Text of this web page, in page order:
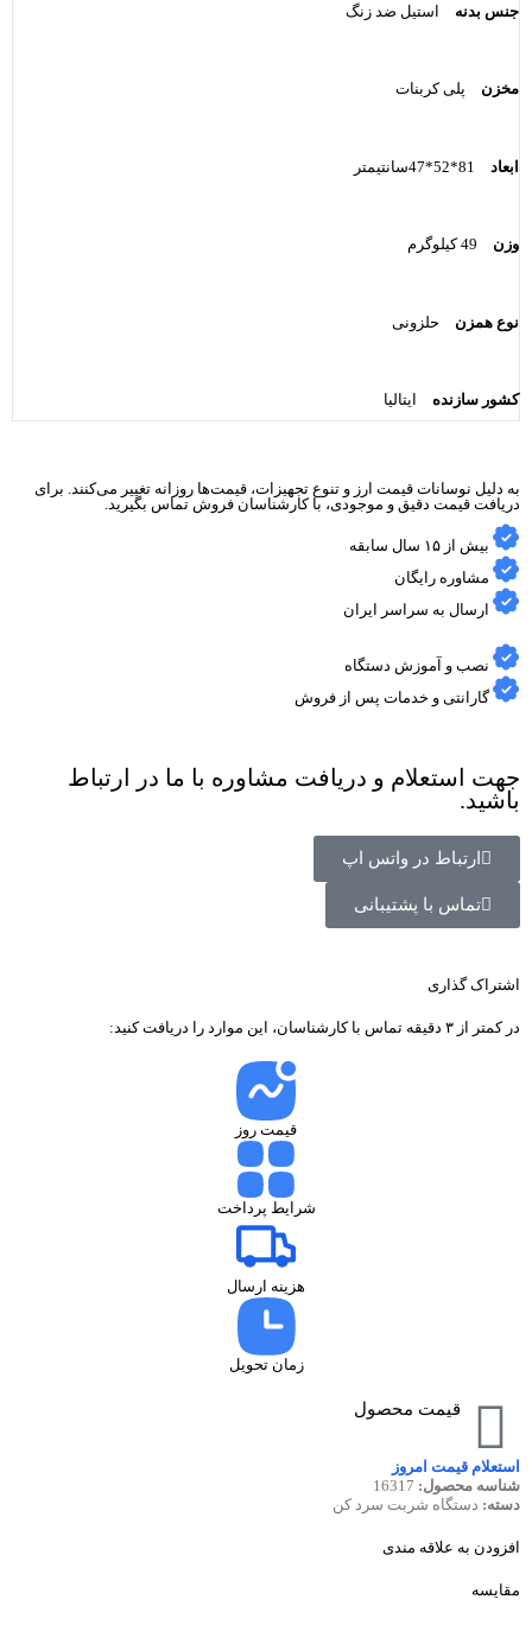
جنس بدنه استیل ضد زنگ
مخزن پلی کربنات
ابعاد 81*52*47سانتیمتر
وزن 49 کیلوگرم
نوع همزن حلزونی
کشور سازنده ایتالیا
به دلیل نوسانات قیمت ارز و تنوع تجهیزات، قیمت‌ها روزانه تغییر می‌کنند. برای
دریافت قیمت دقیق و موجودی، با کارشناسان فروش تماس بگیرید.
بیش از ۱۵ سال سابقه
مشاوره رایگان
ارسال به سراسر ایران
نصب و آموزش دستگاه
گارانتی و خدمات پس از فروش
جهت استعلام و دریافت مشاوره با ما در ارتباط
باشید.
ارتباط در واتس اپ
تماس با پشتیبانی
اشتراک گذاری
در کمتر از ۳ دقیقه تماس با کارشناسان، این موارد را دریافت کنید:
قیمت روز
شرایط پرداخت
هزینه ارسال
زمان تحویل
قیمت محصول
استعلام قیمت امروز
شناسه محصول: 16317
دسته: دستگاه شربت سرد کن
افزودن به علاقه مندی
مقایسه